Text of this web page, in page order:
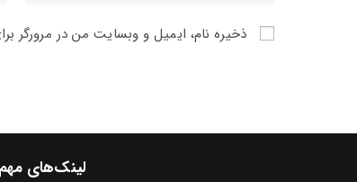
ذخیره نام، ایمیل و وبسایت من در مرورگر
لینک‌های مهم